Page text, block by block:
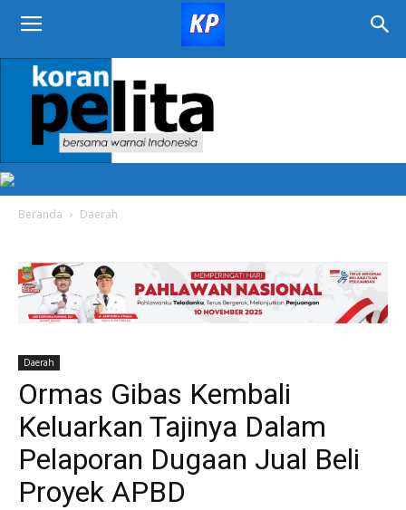
KORAN
PELITA
Beranda Daerah
Daerah
Ormas Gibas Kembali
Keluarkan Tajinya Dalam
Pelaporan Dugaan Jual Beli
Proyek APBD